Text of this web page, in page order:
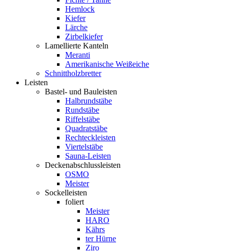
Hemlock
Kiefer
Lärche
Zirbelkiefer
Lamellierte Kanteln
Meranti
Amerikanische Weißeiche
Schnittholzbretter
Leisten
Bastel- und Bauleisten
Halbrundstäbe
Rundstäbe
Riffelstäbe
Quadratstäbe
Rechteckleisten
Viertelstäbe
Sauna-Leisten
Deckenabschlussleisten
OSMO
Meister
Sockelleisten
foliert
Meister
HARO
Kährs
ter Hürne
Ziro